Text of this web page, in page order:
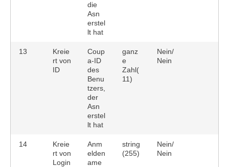
die
Asn
erstel
lt hat
13
Kreie
rt von
ID
Coup
a-ID
des
Benu
tzers,
der
Asn
erstel
lt hat
ganz
e
Zahl(
11)
Nein/
Nein
14
Kreie
rt von
Login
Anm
elden
ame
string
(255)
Nein/
Nein